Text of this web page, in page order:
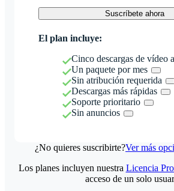
Suscríbete ahora
El plan incluye:
Cinco descargas de vídeo
Un paquete por mes
Sin atribución requerida
Descargas más rápidas
Soporte prioritario
Sin anuncios
¿No quieres suscribirte?Ver más
Los planes incluyen nuestra Licencia
acceso de un solo